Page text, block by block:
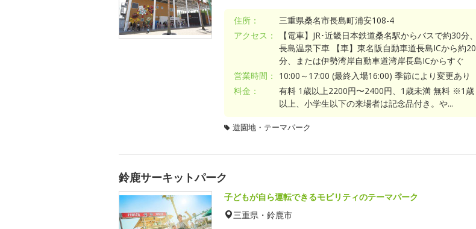
住所：
三重県桑名市長島町浦安108-4
アクセス：
【電車】JR･近畿日本鉄道桑名駅からバスで約30分、
長島温泉下車 【車】東名阪自動車道長島ICから約20
分、または伊勢湾岸自動車道湾岸長島ICからすぐ
営業時間：
10:00～17:00 (最終入場16:00) 季節により変更あり
料金：
有料 1歳以上2200円〜2400円、1歳未満 無料 ※1歳
以上、小学生以下の来場者は記念品付き。や...
遊園地・テーマパーク
鈴鹿サーキットパーク
子どもが自ら運転できるモビリティのテーマパーク
三重県・鈴鹿市